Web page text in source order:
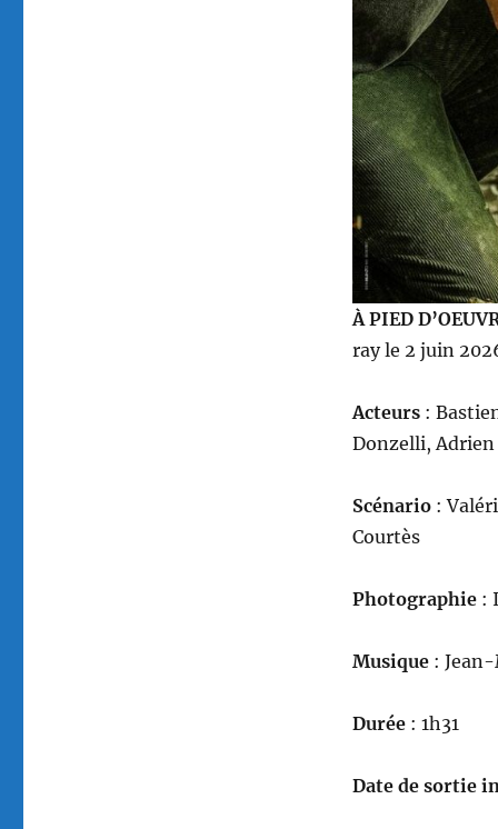
À PIED
ray le 2 juin
Acteurs:
Donzelli, Adrien
Scénario:
Courtès
Photographie:
Musique :
Durée: 1h31
Date de sortie